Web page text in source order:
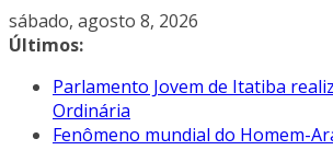
Pular
para
conteúdo
sábado, agosto 8, 2026
Últimos:
Parlamento Jovem de Itatiba
Ordinária
Fenômeno mundial do Homem-